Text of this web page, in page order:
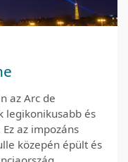
az Arc de
legikonikusabb és
az impozáns
közepén épült és